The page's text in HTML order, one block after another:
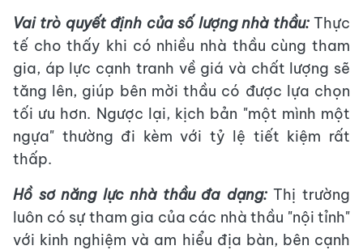
Vai trò quyết định của số lượng nhà thầu:Thực
tế cho thấy khi có nhiều nhà thầu cùng tham
gia, áp lực cạnh tranh về giá và chất lượng sẽ
tăng lên, giúp bên mời thầu có được lựa chọn
tối ưu hơn. Ngược lại, kịch bản "một mình một
ngựa" thường đi kèm với tỷ lệ tiết kiệm rất
thấp.
Hồ sơ năng lực nhà thầu đa dạng:Thị trường
luôn có sự tham gia của các nhà thầu "nội tỉnh"
với kinh nghiệm và am hiểu địa bàn, bên cạnh